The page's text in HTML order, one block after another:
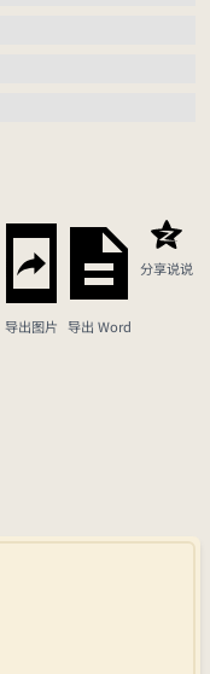
导出图片 导出 Word
分享说说